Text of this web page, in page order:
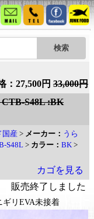
27,500円 33,000円
S48L :BK
国産 > メーカー： うら
S48L > カラー： BK >
カゴを見る
販売終了しました
リEVA未接着